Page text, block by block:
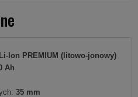
Ion PREMIUM (litowo-jonowy)
Ah
35 mm